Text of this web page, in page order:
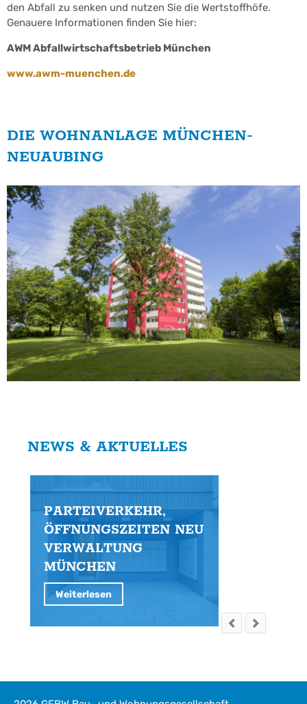
den Abfall zu senken und nutzen Sie die Wertstoffhöfe.
Genauere Informationen finden Sie hier:
AWM Abfallwirtschaftsbetrieb München
www.awm-muenchen.de
DIE WOHNANLAGE MÜNCHEN-
NEUAUBING
NEWS & AKTUELLES
PARTEIVERKEHR,
ÖFFNUNGSZEITEN NEU
VERWALTUNG
MÜNCHEN
Weiterlesen